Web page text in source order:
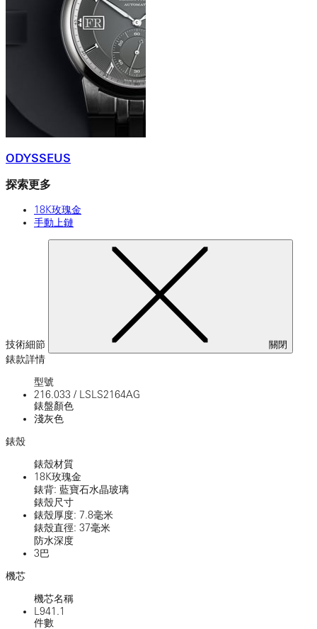
ODYSSEUS
探索更多
18K玫瑰金
手動上鏈
技術細節 關閉
錶款詳情
型號
216.033 /
LSLS2164AG
錶盤顏色
淺灰色
錶殼
錶殼材質
18K玫瑰金
錶背: 藍寶石水晶玻璃
錶殼尺寸
錶殼厚度: 7.8毫米
錶殼直徑: 37毫米
防水深度
3巴
機芯
機芯名稱
L941.1
件數